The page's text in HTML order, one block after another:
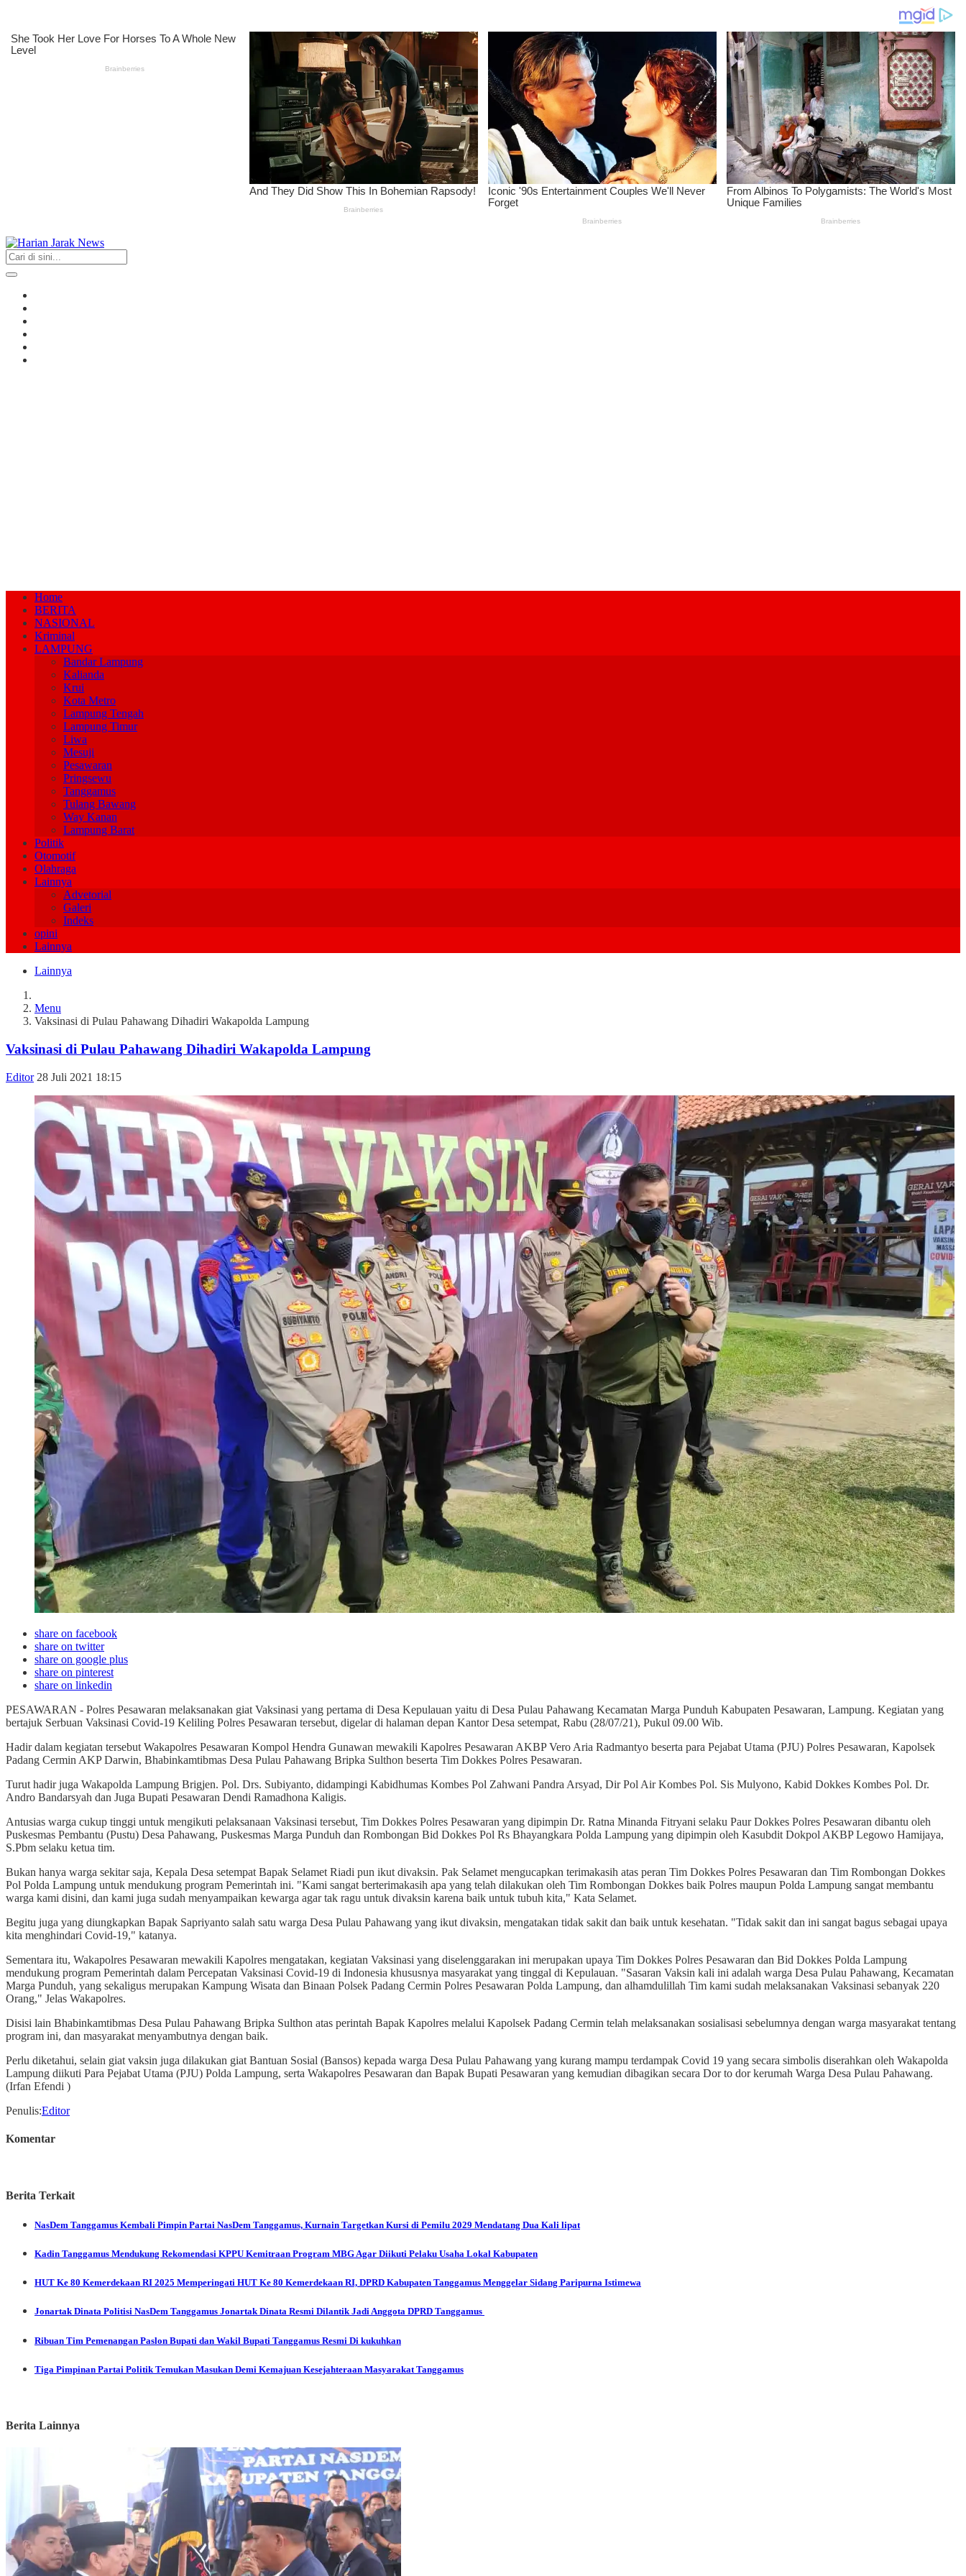
Home
BERITA
NASIONAL
Kriminal
LAMPUNG
Bandar Lampung
Kalianda
Krui
Kota Metro
Lampung Tengah
Lampung Timur
Liwa
Mesuji
Pesawaran
Pringsewu
Tanggamus
Tulang Bawang
Way Kanan
Lampung Barat
Politik
Otomotif
Olahraga
Lainnya
Advetorial
Galeri
Indeks
opini
Lainnya
Lainnya
Menu
Vaksinasi di Pulau Pahawang Dihadiri Wakapolda Lampung
Vaksinasi di Pulau Pahawang Dihadiri Wakapolda Lampung
Editor 28 Juli 2021 18:15
share on facebook
share on twitter
share on google plus
share on pinterest
share on linkedin
PESAWARAN - Polres Pesawaran melaksanakan giat Vaksinasi yang pertama di Desa Kepulauan yaitu di Desa Pulau Pahawang Kecamatan Marga Punduh Kabupaten Pesawaran, Lampung. Kegiatan yang
bertajuk Serbuan Vaksinasi Covid-19 Keliling Polres Pesawaran tersebut, digelar di halaman depan Kantor Desa setempat, Rabu (28/07/21), Pukul 09.00 Wib.
Hadir dalam kegiatan tersebut Wakapolres Pesawaran Kompol Hendra Gunawan mewakili Kapolres Pesawaran AKBP Vero Aria Radmantyo beserta para Pejabat Utama (PJU) Polres Pesawaran, Kapolsek
Padang Cermin AKP Darwin, Bhabinkamtibmas Desa Pulau Pahawang Bripka Sulthon beserta Tim Dokkes Polres Pesawaran.
Turut hadir juga Wakapolda Lampung Brigjen. Pol. Drs. Subiyanto, didampingi Kabidhumas Kombes Pol Zahwani Pandra Arsyad, Dir Pol Air Kombes Pol. Sis Mulyono, Kabid Dokkes Kombes Pol. Dr.
Andro Bandarsyah dan Juga Bupati Pesawaran Dendi Ramadhona Kaligis.
Antusias warga cukup tinggi untuk mengikuti pelaksanaan Vaksinasi tersebut, Tim Dokkes Polres Pesawaran yang dipimpin Dr. Ratna Minanda Fitryani selaku Paur Dokkes Polres Pesawaran dibantu oleh
Puskesmas Pembantu (Pustu) Desa Pahawang, Puskesmas Marga Punduh dan Rombongan Bid Dokkes Pol Rs Bhayangkara Polda Lampung yang dipimpin oleh Kasubdit Dokpol AKBP Legowo Hamijaya,
S.Pbm selaku ketua tim.
Bukan hanya warga sekitar saja, Kepala Desa setempat Bapak Selamet Riadi pun ikut divaksin. Pak Selamet mengucapkan terimakasih atas peran Tim Dokkes Polres Pesawaran dan Tim Rombongan Dokkes
Pol Polda Lampung untuk mendukung program Pemerintah ini. "Kami sangat berterimakasih apa yang telah dilakukan oleh Tim Rombongan Dokkes baik Polres maupun Polda Lampung sangat membantu
warga kami disini, dan kami juga sudah menyampaikan kewarga agar tak ragu untuk divaksin karena baik untuk tubuh kita," Kata Selamet.
Begitu juga yang diungkapkan Bapak Sapriyanto salah satu warga Desa Pulau Pahawang yang ikut divaksin, mengatakan tidak sakit dan baik untuk kesehatan. "Tidak sakit dan ini sangat bagus sebagai upaya
kita menghindari Covid-19," katanya.
Sementara itu, Wakapolres Pesawaran mewakili Kapolres mengatakan, kegiatan Vaksinasi yang diselenggarakan ini merupakan upaya Tim Dokkes Polres Pesawaran dan Bid Dokkes Polda Lampung
mendukung program Pemerintah dalam Percepatan Vaksinasi Covid-19 di Indonesia khususnya masyarakat yang tinggal di Kepulauan. "Sasaran Vaksin kali ini adalah warga Desa Pulau Pahawang, Kecamatan
Marga Punduh, yang sekaligus merupakan Kampung Wisata dan Binaan Polsek Padang Cermin Polres Pesawaran Polda Lampung, dan alhamdulillah Tim kami sudah melaksanakan Vaksinasi sebanyak 220
Orang," Jelas Wakapolres.
Disisi lain Bhabinkamtibmas Desa Pulau Pahawang Bripka Sulthon atas perintah Bapak Kapolres melalui Kapolsek Padang Cermin telah melaksanakan sosialisasi sebelumnya dengan warga masyarakat tentang
program ini, dan masyarakat menyambutnya dengan baik.
Perlu diketahui, selain giat vaksin juga dilakukan giat Bantuan Sosial (Bansos) kepada warga Desa Pulau Pahawang yang kurang mampu terdampak Covid 19 yang secara simbolis diserahkan oleh Wakapolda
Lampung diikuti Para Pejabat Utama (PJU) Polda Lampung, serta Wakapolres Pesawaran dan Bapak Bupati Pesawaran yang kemudian dibagikan secara Dor to dor kerumah Warga Desa Pulau Pahawang.
(Irfan Efendi )
Penulis:Editor
Komentar
Berita Terkait
NasDem Tanggamus Kembali Pimpin Partai NasDem Tanggamus, Kurnain Targetkan Kursi di Pemilu 2029 Mendatang Dua Kali lipat
Kadin Tanggamus Mendukung Rekomendasi KPPU Kemitraan Program MBG Agar Diikuti Pelaku Usaha Lokal Kabupaten
HUT Ke 80 Kemerdekaan RI 2025 Memperingati HUT Ke 80 Kemerdekaan RI, DPRD Kabupaten Tanggamus Menggelar Sidang Paripurna Istimewa
Jonartak Dinata Politisi NasDem Tanggamus Jonartak Dinata Resmi Dilantik Jadi Anggota DPRD Tanggamus
Ribuan Tim Pemenangan Paslon Bupati dan Wakil Bupati Tanggamus Resmi Di kukuhkan
Tiga Pimpinan Partai Politik Temukan Masukan Demi Kemajuan Kesejahteraan Masyarakat Tanggamus
Berita Lainnya